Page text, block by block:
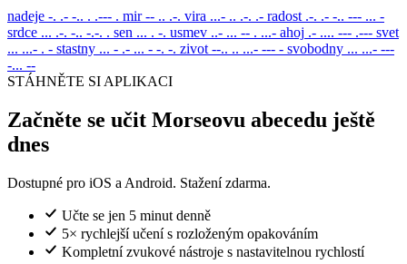
nadeje -. .- -.. . .--- . mir -- .. .-. vira ...- .. .-. .- radost .-. .- -.. --- ... -
srdce ... .-. -.. -.-. . sen ... . -. usmev ..- ... -- . ...- ahoj .- .... --- .--- svet
... ...- . - stastny ... - .- ... - -. -. zivot --.. .. ...- --- - svobodny ... ...- ---
-... --
STÁHNĚTE SI APLIKACI
Začněte se učit Morseovu abecedu ještě
dnes
Dostupné pro iOS a Android. Stažení zdarma.
Učte se jen 5 minut denně
5× rychlejší učení s rozloženým opakováním
Kompletní zvukové nástroje s nastavitelnou rychlostí